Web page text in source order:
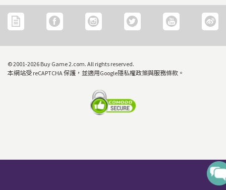
© 2001-2026 Buy Game 2.com. All rights reserved.
本網站受 reCAPTCHA 保護，並適用Google隱私權政策與服務條款。